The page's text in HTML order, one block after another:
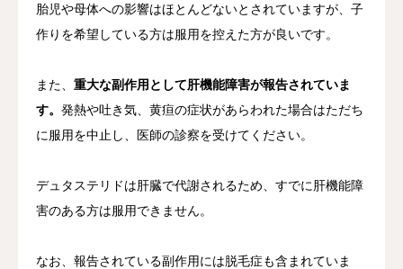
胎児や母体への影響はほとんどないとされていますが、子
作りを希望している方は服用を控えた方が良いです。
また、 重大な副作用として肝機能障害が報告されていま
す。 発熱や吐き気、黄疸の症状があらわれた場合はただち
に服用を中止し、医師の診察を受けてください。
デュタステリドは肝臓で代謝されるため、すでに肝機能障
害のある方は服用できません。
なお、報告されている副作用には脱毛症も含まれていま